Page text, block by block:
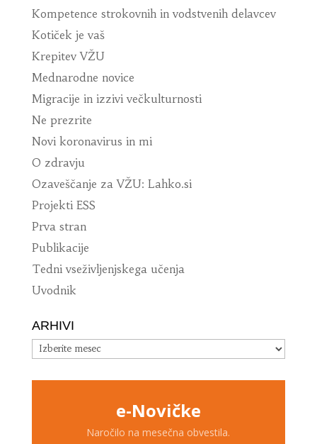
Kompetence strokovnih in vodstvenih delavcev
Kotiček je vaš
Krepitev VŽU
Mednarodne novice
Migracije in izzivi večkulturnosti
Ne prezrite
Novi koronavirus in mi
O zdravju
Ozaveščanje za VŽU: Lahko.si
Projekti ESS
Prva stran
Publikacije
Tedni vseživljenjskega učenja
Uvodnik
ARHIVI
Arhivi
e-Novičke
Naročilo na mesečna obvestila.